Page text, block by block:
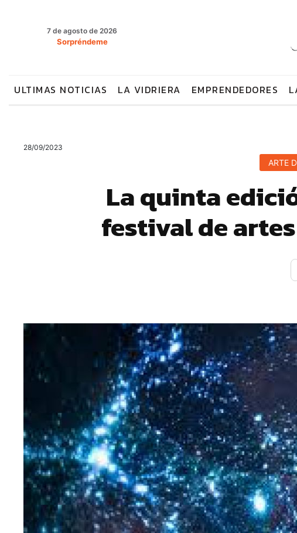
7 de agosto de 2026
Sorpréndeme
ULTIMAS NOTICIAS LA VIDRIERA EMPRENDEDORES
28/09/2023
ARTE
La quinta
festival de